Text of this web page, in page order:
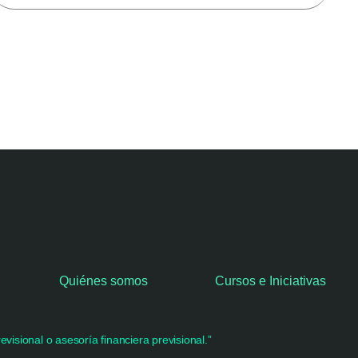
Quiénes somos Cursos e Iniciativas
o asesoría financiera previsional.”